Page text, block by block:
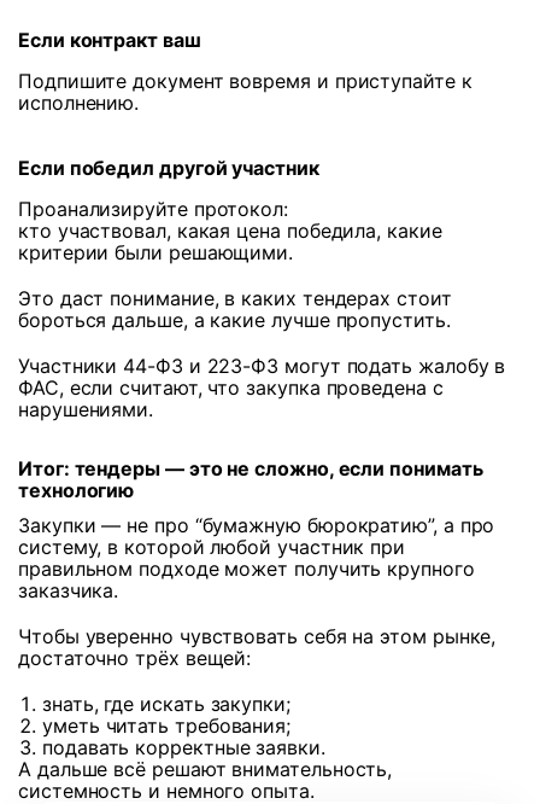
Если контракт ваш
Подпишите документ вовремя и приступайте к
исполнению.
Если победил другой участник
Проанализируйте протокол:
кто участвовал, какая цена победила, какие
критерии были решающими.
Это даст понимание, в каких тендерах стоит
бороться дальше, а какие лучше пропустить.
Участники 44-ФЗ и 223-ФЗ могут подать жалобу в
ФАС, если считают, что закупка проведена с
нарушениями.
Итог: тендеры — это не сложно, если понимать
технологию
Закупки — не про “бумажную бюрократию”, а про
систему, в которой любой участник при
правильном подходе может получить крупного
заказчика.
Чтобы уверенно чувствовать себя на этом рынке,
достаточно трёх вещей:
знать, где искать закупки;
уметь читать требования;
подавать корректные заявки.
А дальше всё решают внимательность,
системность и немного опыта.